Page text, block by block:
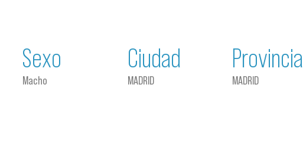
Sexo
Macho
Ciudad
MADRID
Provincia
MADRID